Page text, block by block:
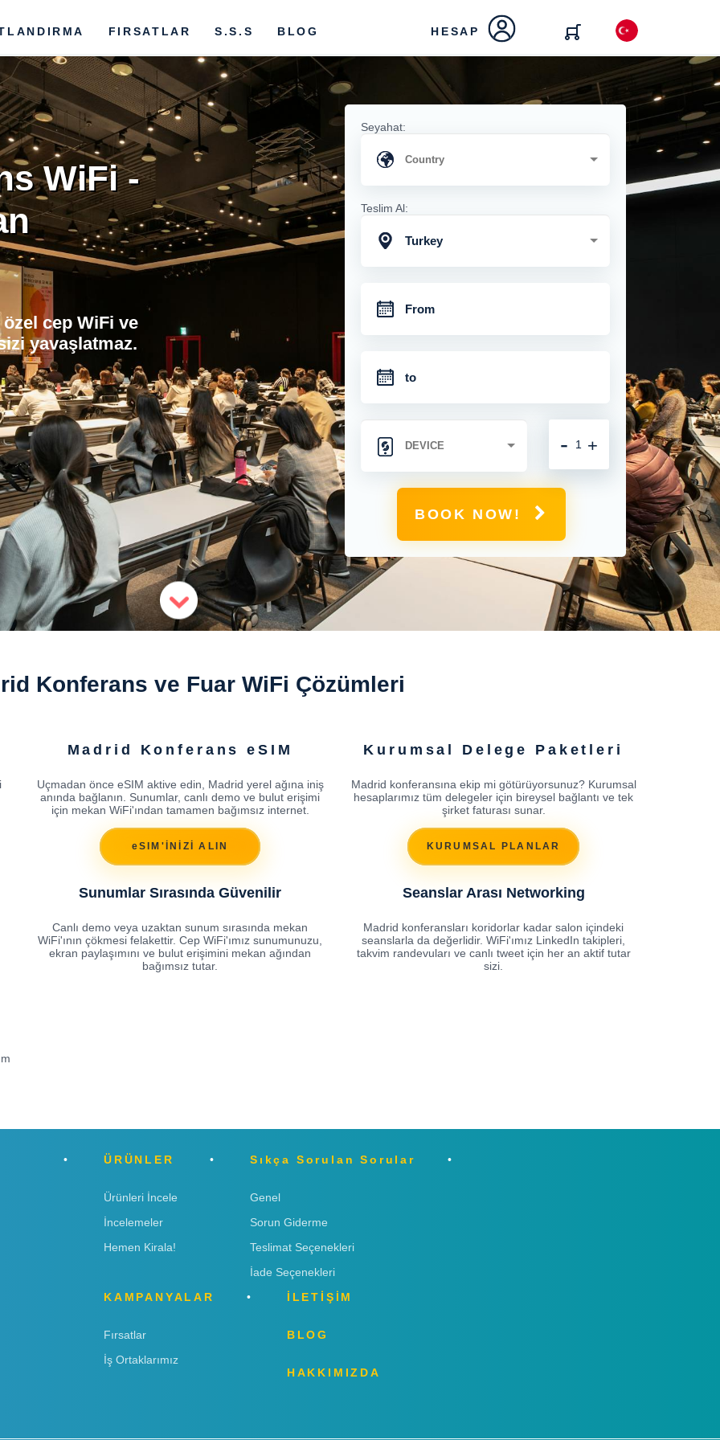
FIRSATLAR S.S.S BLOG HESAP
WiFi -
cep WiFi ve
sizi yavaşlatmaz.
Seyahat:
Teslim Al:
Turkey
+
-
BOOK NOW!
Konferans ve Fuar WiFi Çözümleri
Madrid Konferans eSIM
Uçmadan önce eSIM aktive edin, Madrid yerel ağına iniş
anında bağlanın. Sunumlar, canlı demo ve bulut erişimi
için mekan WiFi'ından tamamen bağımsız internet.
eSIM'İNİZİ ALIN
Kurumsal Delege Paketleri
Madrid konferansına ekip mi götürüyorsunuz? Kurumsal
hesaplarımız tüm delegeler için bireysel bağlantı ve tek
şirket faturası sunar.
KURUMSAL PLANLAR
Sunumlar Sırasında Güvenilir
Canlı demo veya uzaktan sunum sırasında mekan
WiFi'ının çökmesi felakettir. Cep WiFi'ımız sunumunuzu,
ekran paylaşımını ve bulut erişimini mekan ağından
bağımsız tutar.
Seanslar Arası Networking
Madrid konferansları koridorlar kadar salon içindeki
seanslarla da değerlidir. WiFi'ımız LinkedIn takipleri,
takvim randevuları ve canlı tweet için her an aktif tutar
sizi.
ÜRÜNLER
Ürünleri İncele
İncelemeler
Hemen Kirala!
Sıkça Sorulan Sorular
Genel
Sorun Giderme
Teslimat Seçenekleri
İade Seçenekleri
KAMPANYALAR
Fırsatlar
İş Ortaklarımız
İLETİŞİM
BLOG
HAKKIMIZDA